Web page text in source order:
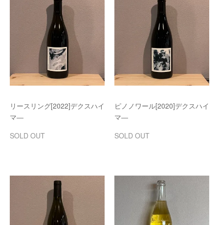
リースリング[2022]デクスハイ
マ―
SOLD OUT
ピノノワール[2020]デクスハイ
マ―
SOLD OUT